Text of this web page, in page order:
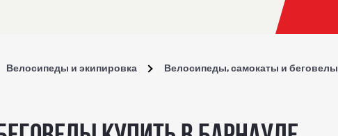
Велосипеды и экипировка Велосипеды, самокаты и беговелы